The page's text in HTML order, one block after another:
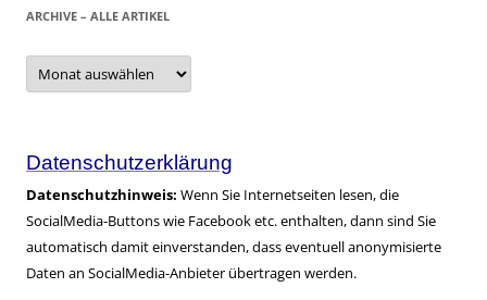
ARCHIVE – ALLE ARTIKEL
Archive
alle
Datenschutzerklärung
Datenschutzhinweis: Wenn Sie Internetseiten lesen, die
SocialMedia-Buttons wie Facebook etc. enthalten, dann sind Sie
automatisch damit einverstanden, dass eventuell anonymisierte
Daten an SocialMedia-Anbieter übertragen werden.